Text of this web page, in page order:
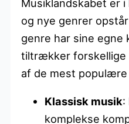
Musiklandskabet er
og nye genrer
genre har sine egne
tiltrækker forskellige
af de mest populære
Klassisk musik:
komplekse